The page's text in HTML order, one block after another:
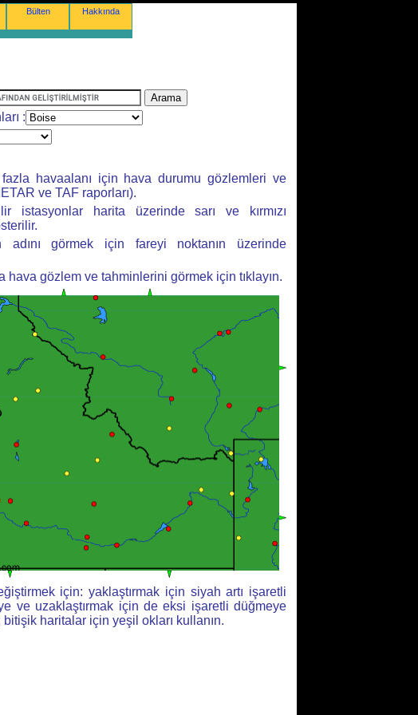
Bülten Hakkında
:
havaalanı için hava durumu gözlemleri ve
ve TAF raporları).
istasyonlar harita üzerinde sarı ve kırmızı
adını görmek için fareyi noktanın üzerinde
hava gözlem ve tahminlerini görmek için tıklayın.
için: yaklaştırmak için siyah artı işaretli
ve uzaklaştırmak için de eksi işaretli düğmeye
bitişik haritalar için yeşil okları kullanın.